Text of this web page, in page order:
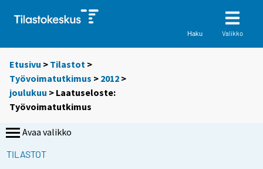
Haku Valikko
Etusivu > Tilastot >
Työvoimatutkimus > 2012 >
joulukuu > Laatuseloste:
Työvoimatutkimus
Avaa valikko
TILASTOT